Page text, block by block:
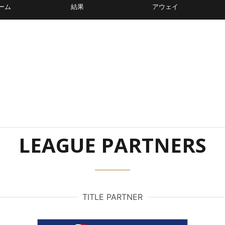
ム 結果 アウェイ
LEAGUE PARTNERS
TITLE PARTNER